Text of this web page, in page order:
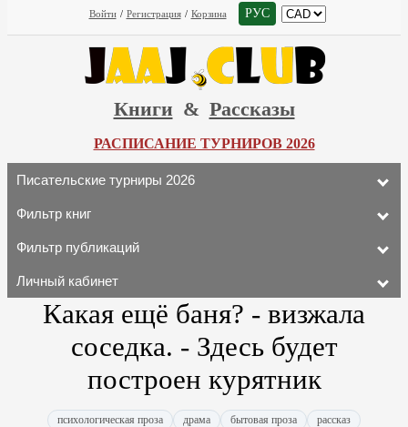
Войти / Регистрация / Корзина РУС
Книги & Рассказы
РАСПИСАНИЕ ТУРНИРОВ 2026
Писательские турниры 2026
Фильтр книг
Фильтр публикаций
Личный кабинет
Какая ещё баня? - визжала
соседка. - Здесь будет
построен курятник
психологическая проза драма бытовая проза
рассказ